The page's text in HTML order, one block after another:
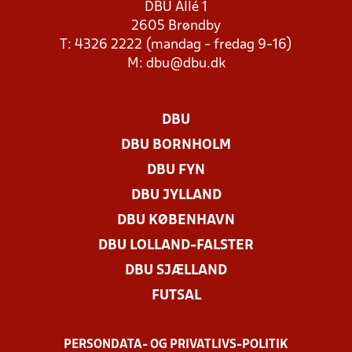
DBU Allé 1
2605 Brøndby
T: 4326 2222 (mandag - fredag 9-16)
M: dbu@dbu.dk
DBU
DBU BORNHOLM
DBU FYN
DBU JYLLAND
DBU KØBENHAVN
DBU LOLLAND-FALSTER
DBU SJÆLLAND
FUTSAL
PERSONDATA- OG PRIVATLIVS-POLITIK